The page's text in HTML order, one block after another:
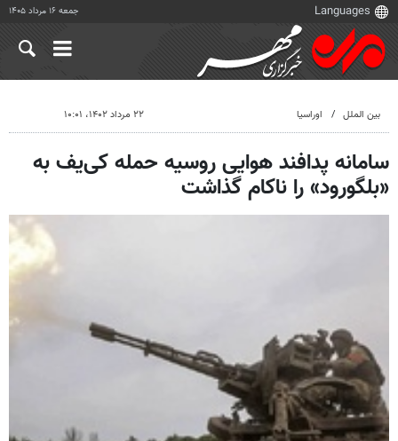
جمعه ۱۶ مرداد ۱۴۰۵
بین الملل اوراسیا ۲۲ مرداد ۱۴۰۲، ۱۰:۰۱
سامانه پدافند هوایی روسیه حمله کی‌یف به
«بلگورود» را ناکام گذاشت